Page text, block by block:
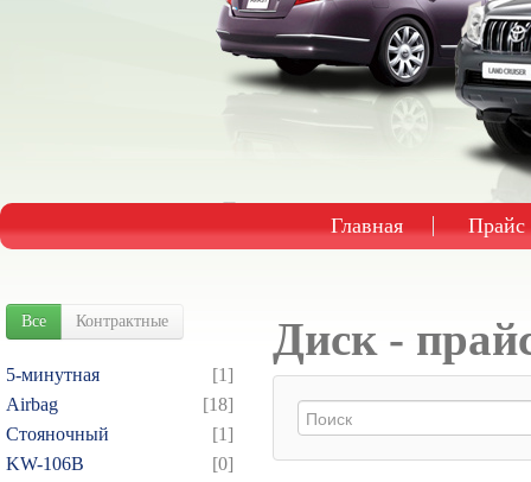
Главная Прайс
Все Контрактные
5-минутная
[1]
Airbag
[18]
Cтояночный
[1]
KW-106B
[0]
Диск -